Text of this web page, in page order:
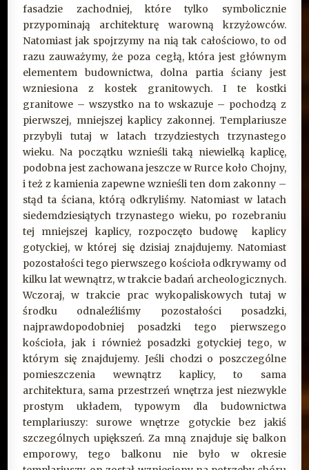
fasadzie zachodniej, które tylko symbolicznie
przypominają architekturę warowną krzyżowców.
Natomiast jak spojrzymy na nią tak całościowo, to od
razu zauważymy, że poza cegłą, która jest głównym
elementem budownictwa, dolna partia ściany jest
wzniesiona z kostek granitowych. I te kostki
granitowe – wszystko na to wskazuje – pochodzą z
pierwszej, mniejszej kaplicy zakonnej. Templariusze
przybyli tutaj w latach trzydziestych trzynastego
wieku. Na początku wznieśli taką niewielką kaplicę,
podobna jest zachowana jeszcze w Rurce koło Chojny,
i też z kamienia zapewne wznieśli ten dom zakonny –
stąd ta ściana, którą odkryliśmy. Natomiast w latach
siedemdziesiątych trzynastego wieku, po rozebraniu
tej mniejszej kaplicy, rozpoczęto budowę kaplicy
gotyckiej, w której się dzisiaj znajdujemy. Natomiast
pozostałości tego pierwszego kościoła odkrywamy od
kilku lat wewnątrz, w trakcie badań archeologicznych.
Wczoraj, w trakcie prac wykopaliskowych tutaj w
środku odnaleźliśmy pozostałości posadzki,
najprawdopodobniej posadzki tego pierwszego
kościoła, jak i również posadzki gotyckiej tego, w
którym się znajdujemy. Jeśli chodzi o poszczególne
pomieszczenia wewnątrz kaplicy, to sama
architektura, sama przestrzeń wnętrza jest niezwykle
prostym układem, typowym dla budownictwa
templariuszy: surowe wnętrze gotyckie bez jakiś
szczególnych upiększeń. Za mną znajduje się balkon
emporowy, tego balkonu nie było w okresie